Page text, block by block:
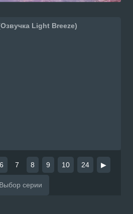
Light Breeze)
6 7 8 9 10 24 ▶